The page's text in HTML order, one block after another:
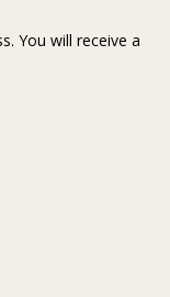
You will receive a